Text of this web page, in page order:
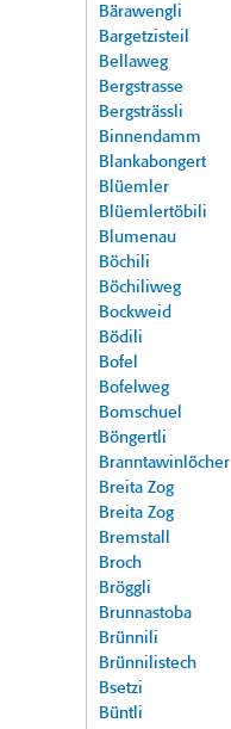
Bärawengli
Bargetzisteil
Bellaweg
Bergstrasse
Bergsträssli
Binnendamm
Blankabongert
Blüemler
Blüemlertöbili
Blumenau
Böchili
Böchiliweg
Bockweid
Bödili
Bofel
Bofelweg
Bomschuel
Böngertli
Branntawinlöcher
Breita Zog
Breita Zog
Bremstall
Broch
Bröggli
Brunnastoba
Brünnili
Brünnilistech
Bsetzi
Büntli